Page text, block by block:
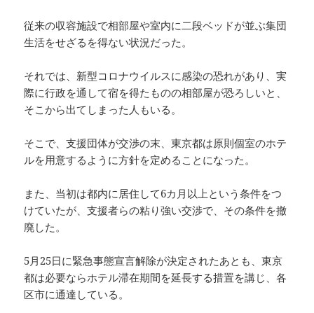
従来の収容施設で相部屋や室内に二段ベッドが並ぶ集団
生活をせざるを得ない状況だった。
それでは、新型コロナウイルスに感染の恐れがあり、実
際に行政を通して宿を得たものの相部屋が恐ろしいと、
そこから出てしまった人もいる。
そこで、支援団体が交渉の末、東京都は原則個室のホテ
ルを用意するように方針を定めることになった。
また、当初は都内に居住して6カ月以上という条件をつ
けていたが、支援者らの粘り強い交渉で、その条件を撤
廃した。
5月25日に緊急事態宣言解除が決定されたあとも、東京
都は必要ならホテル滞在期間を延長する措置を講じ、各
区市に通達している。